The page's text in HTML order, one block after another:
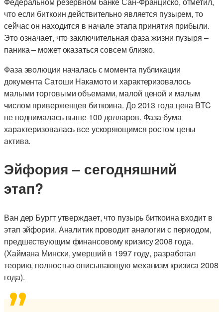
что если биткоин действительно является пузырем, то
сейчас он находится в начале этапа принятия прибыли.
Это означает, что заключительная фаза жизни пузыря –
паника – может оказаться совсем близко.
Фаза эволюции началась с момента публикации
документа Сатоши Накамото и характеризовалось
малыми торговыми объемами, малой ценой и малым
числом приверженцев биткоина. До 2013 года цена BTC
не поднималась выше 100 долларов. Фаза бума
характеризовалась все ускоряющимся ростом цены
актива.
Эйфория – сегодняшний
этап?
Ван дер Бургт утверждает, что пузырь биткоина входит в
этап эйфории. Аналитик проводит аналогии с периодом,
предшествующим финансовому кризису 2008 года.
(Хаймана Мински, умерший в 1997 году, разработал
теорию, полностью описывающую механизм кризиса 2008
года).